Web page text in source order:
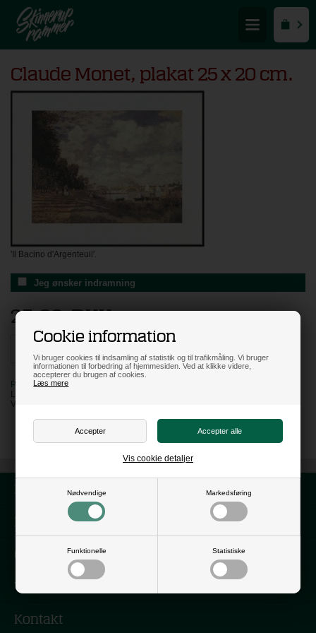
Cookie information
Vi bruger cookies til indsamling af statistik og til trafikmåling. Vi bruger
informationen til forbedring af hjemmesiden. Ved at klikke videre,
accepterer du brugen af cookies.
Læs mere
Nødvendige Markedsføring
Funktionelle Statistiske
Vis cookie detaljer
Claude Monet, plakat 25 x 20 cm.
'Il Bacino d'Argenteuil'.
Jeg ønsker indramning
25,00DKK
PÅ LAGER
LEVERING: 3 HVERDAGE
VARENR:
Forside
Nyhedsbrev
Om os
Vilkår
Kontakt